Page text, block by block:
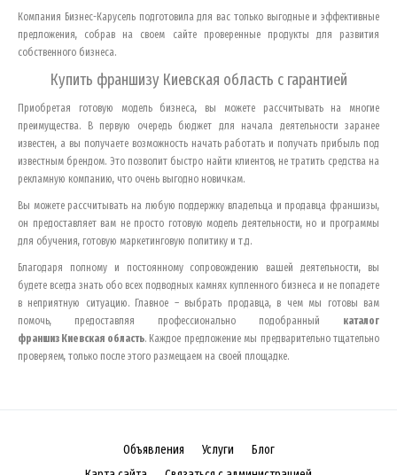
Компания Бизнес-Карусель подготовила для вас только выгодные и эффективные
предложения, собрав на своем сайте проверенные продукты для развития
собственного бизнеса.
Купить франшизу Киевская область с гарантией
Приобретая готовую модель бизнеса, вы можете рассчитывать на многие
преимущества. В первую очередь бюджет для начала деятельности заранее
известен, а вы получаете возможность начать работать и получать прибыль под
известным брендом. Это позволит быстро найти клиентов, не тратить средства на
рекламную компанию, что очень выгодно новичкам.
Вы можете рассчитывать на любую поддержку владельца и продавца франшизы,
он предоставляет вам не просто готовую модель деятельности, но и программы
для обучения, готовую маркетинговую политику и т.д.
Благодаря полному и постоянному сопровождению вашей деятельности, вы
будете всегда знать обо всех подводных камнях купленного бизнеса и не попадете
в неприятную ситуацию. Главное – выбрать продавца, в чем мы готовы вам
помочь, предоставляя профессионально подобранный каталог
франшиз Киевская область. Каждое предложение мы предварительно тщательно
проверяем, только после этого размещаем на своей площадке.
Объявления Услуги
Блог